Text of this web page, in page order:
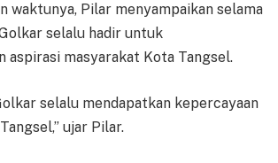
waktunya, Pilar menyampaikan selama
selalu hadir untuk
aspirasi masyarakat Kota Tangsel.
selalu mendapatkan kepercayaan
ujar Pilar.